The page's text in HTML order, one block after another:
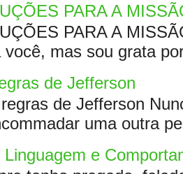
PARA A
PARA A
você, mas sou grata
de Jefferson
de Jefferson
uma outra
Linguagem e